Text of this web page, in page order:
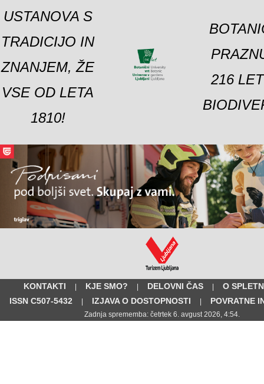
USTANOVA S
TRADICIJO IN
ZNANJEM, ŽE
VSE OD LETA
1810!
216
KONTAKTI | KJE SMO? | DELOVNI ČAS |
O
ISSN C507-5432
| IZJAVA O DOSTOPNOSTI | POVRATNE
Zadnja sprememba: četrtek 6. avgust 2026, 4:54.